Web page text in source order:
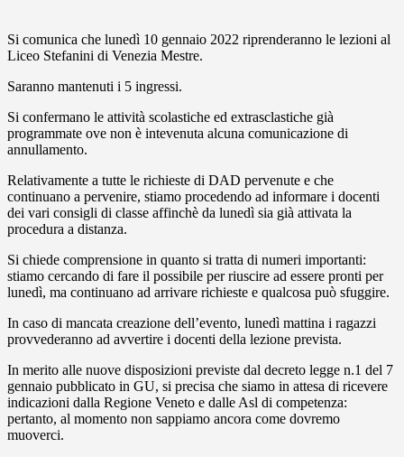
Si comunica che lunedì 10 gennaio 2022 riprenderanno le lezioni al
Liceo Stefanini di Venezia Mestre.
Saranno mantenuti i 5 ingressi.
Si confermano le attività scolastiche ed extrasclastiche già
programmate ove non è intevenuta alcuna comunicazione di
annullamento.
Relativamente a tutte le richieste di DAD pervenute e che
continuano a pervenire, stiamo procedendo ad informare i docenti
dei vari consigli di classe affinchè da lunedì sia già attivata la
procedura a distanza.
Si chiede comprensione in quanto si tratta di numeri importanti:
stiamo cercando di fare il possibile per riuscire ad essere pronti per
lunedì, ma continuano ad arrivare richieste e qualcosa può sfuggire.
In caso di mancata creazione dell’evento, lunedì mattina i ragazzi
provvederanno ad avvertire i docenti della lezione prevista.
In merito alle nuove disposizioni previste dal decreto legge n.1 del 7
gennaio pubblicato in GU, si precisa che siamo in attesa di ricevere
indicazioni dalla Regione Veneto e dalle Asl di competenza:
pertanto, al momento non sappiamo ancora come dovremo
muoverci.